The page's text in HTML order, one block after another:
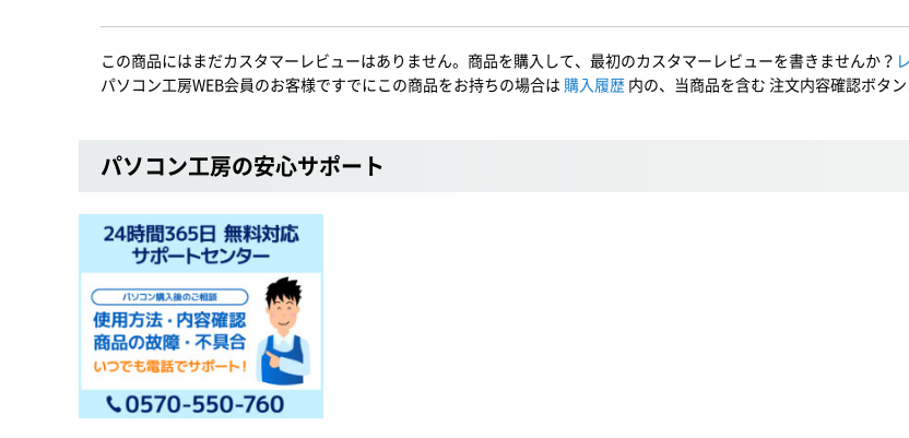
この商品にはまだカスタマーレビューはありません。商品を購入して、最初のカスタマーレビューを書きませんか？
パソコン工房WEB会員のお客様ですでにこの商品をお持ちの場合は 購入履歴 内の、当商品を含む 注文内容確認ボタ
パソコン工房の安心サポート